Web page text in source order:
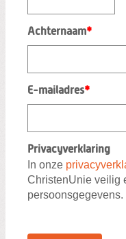
Achternaam*
E-mailadres*
Privacyverklaring
In onze
ChristenUnie veilig
persoonsgegevens.